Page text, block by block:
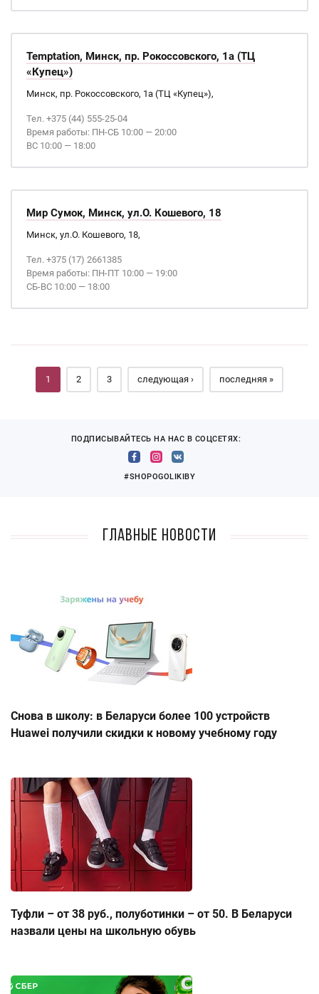
Temptation, Минск, пр. Рокоссовского, 1а (ТЦ
«Купец»)
Минск, пр. Рокоссовского, 1а (ТЦ «Купец»),
Тел. +375 (44) 555-25-04
Время работы: ПН-СБ 10:00 — 20:00
ВС 10:00 — 18:00
Мир Сумок, Минск, ул.О. Кошевого, 18
Минск, ул.О. Кошевого, 18,
Тел. +375 (17) 2661385
Время работы: ПН-ПТ 10:00 — 19:00
СБ-ВС 10:00 — 18:00
Страницы
1 2 3 следующая › последняя »
ПОДПИСЫВАЙТЕСЬ НА НАС В СОЦСЕТЯХ:
#SHOPOGOLIKIBY
Главные новости
Снова в школу: в Беларуси более 100 устройств
Huawei получили скидки к новому учебному году
Туфли – от 38 руб., полуботинки – от 50. В Беларуси
назвали цены на школьную обувь